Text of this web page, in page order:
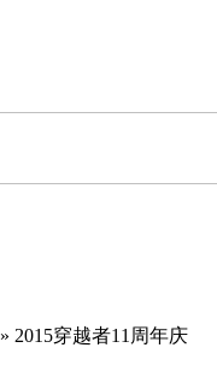
» 2015穿越者11周年庆